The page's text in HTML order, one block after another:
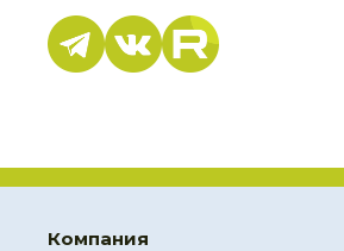
Компания